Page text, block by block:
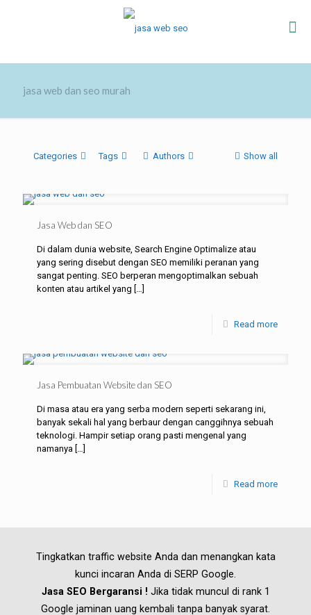
jasa web dan seo murah
Categories Tags Authors Show all
Jasa Web dan SEO
Di dalam dunia website, Search Engine Optimalize atau
yang sering disebut dengan SEO memiliki peranan yang
sangat penting. SEO berperan mengoptimalkan sebuah
konten atau artikel yang […]
Read more
Jasa Pembuatan Website dan SEO
Di masa atau era yang serba modern seperti sekarang ini,
banyak sekali hal yang berbaur dengan canggihnya sebuah
teknologi. Hampir setiap orang pasti mengenal yang
namanya […]
Read more
Tingkatkan traffic website Anda dan menangkan kata
kunci incaran Anda di SERP Google.
Jasa SEO Bergaransi ! Jika tidak muncul di rank 1
Google jaminan uang kembali tanpa banyak syarat.